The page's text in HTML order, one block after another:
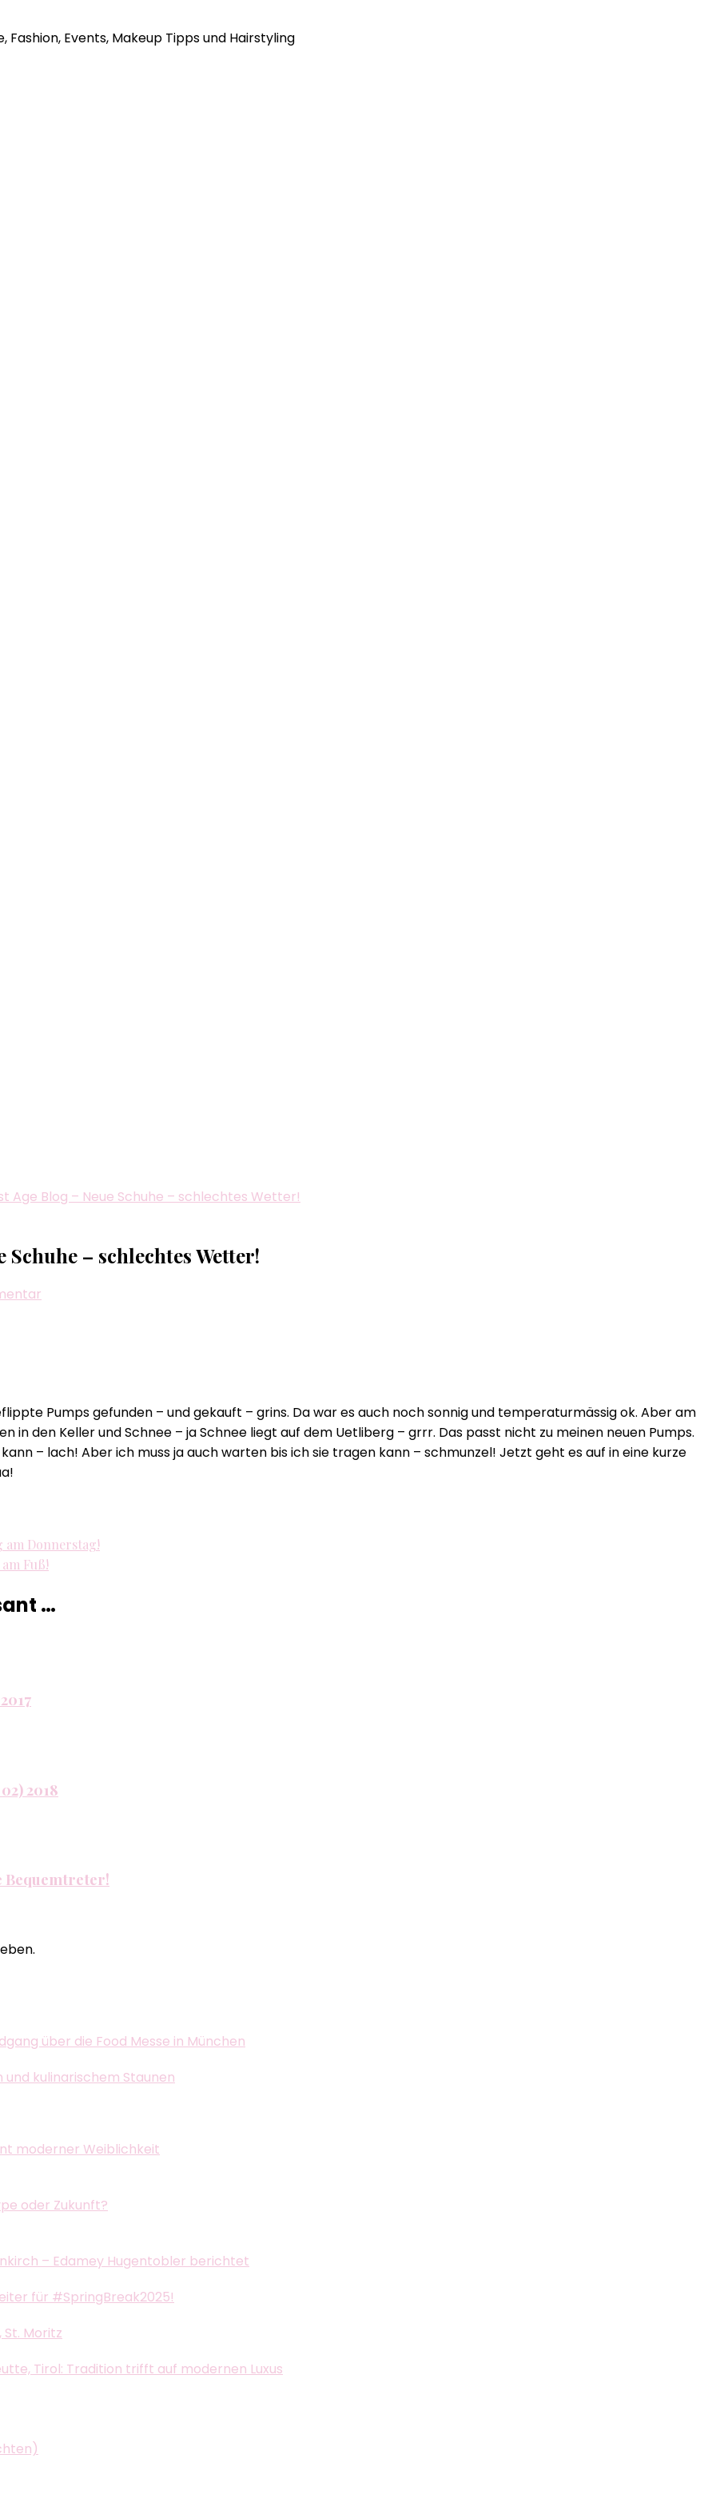
Fashion, Events, Makeup Tipps und Hairstyling
Age Blog – Neue Schuhe – schlechtes Wetter!
Schuhe – schlechtes Wetter!
–
Best
Age
–
schlechtes
Pumps gefunden – und gekauft – grins. Da war es auch noch sonnig und temperaturmässig ok. Aber am
in den Keller und Schnee – ja Schnee liegt auf dem Uetliberg – grrr. Das passt nicht zu meinen neuen Pumps.
– lach! Aber ich muss ja auch warten bis ich sie tragen kann – schmunzel! Jetzt geht es auf in eine kurze
am Donnerstag!
Fuß!
…
2018
Bequemtreter!
über die Food Messe in München
kulinarischem Staunen
moderner Weiblichkeit
oder Zukunft?
– Edamey Hugentobler berichtet
für #SpringBreak2025!
Moritz
Tirol: Tradition trifft auf modernen Luxus